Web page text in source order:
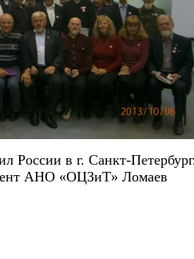
России в г. Санкт-
АНО «ОЦЗиТ» Ломаев